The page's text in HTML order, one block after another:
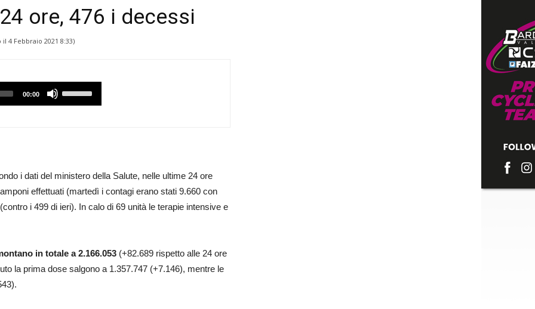
ore, 476 i decessi
il 4 Febbraio 2021 8:33)
00:00
Utilizzare
i
aumentare
o
diminuire
i dati del ministero della Salute, nelle ultime 24 ore
effettuati (martedì i contagi erano stati 9.660 con
i 499 di ieri). In calo di 69 unità le terapie intensive e
in totale a 2.166.053 (+82.689 rispetto alle 24 ore
la prima dose salgono a 1.357.747 (+7.146), mentre le